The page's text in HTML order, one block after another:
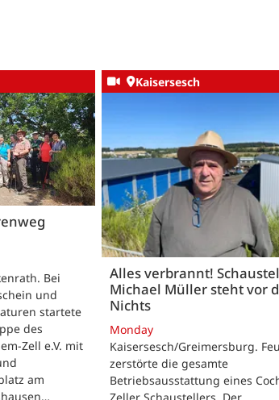
Bei
und
startete
des
Zell e.V. mit
am
Kaisersesch
Alles verbrannt!
Michael Müller steht vor
Nichts
Monday
Kaisersesch/Greimersburg.
zerstörte die gesamte
Betriebsausstattung eines